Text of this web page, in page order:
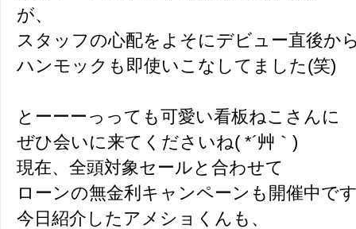
が、
スタッフの心配をよそにデビュー直後か
ハンモックも即使いこなしてました(笑)
とーーーっっても可愛い看板ねこさんに
ぜひ会いに来てくださいね( *´艸｀)
現在、全頭対象セールと合わせて
ローンの無金利キャンペーンも開催中で
今日紹介したアメショくんも、